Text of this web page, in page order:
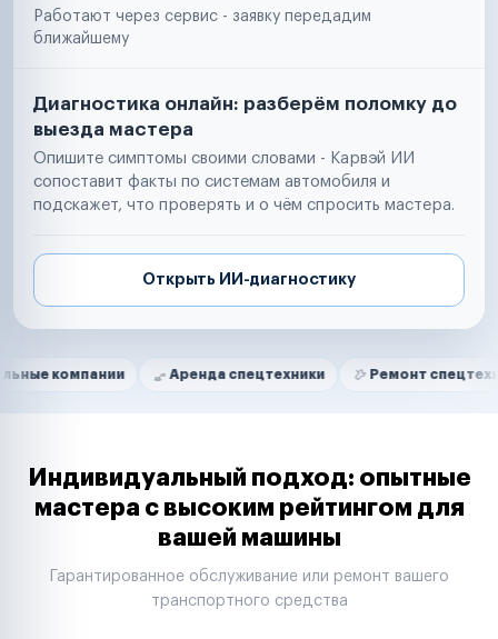
Работают через сервис - заявку передадим
ближайшему
Диагностика онлайн: разберём поломку до
выезда мастера
Опишите симптомы своими словами - Карвэй ИИ
сопоставит факты по системам автомобиля и
подскажет, что проверять и о чём спросить мастера.
Открыть ИИ-диагностику
Нам доверяют
Аренда спецтехники Ремонт спецтехники
Маркетплейсы
Таксопарки
Автодилеры
Строительные компании
Аренда спецтехники
Индивидуальный подход: опытные
мастера с высоким рейтингом для
вашей машины
Гарантированное обслуживание или ремонт вашего
транспортного средства